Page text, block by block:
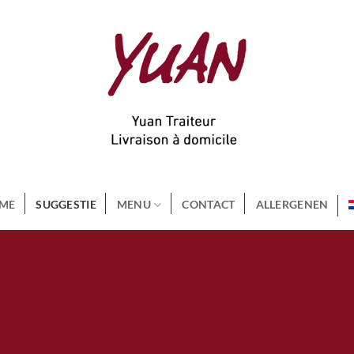
SUGGESTIE MENU CONTACT ALLERGENEN